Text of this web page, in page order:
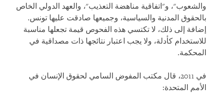
والشعوب"، و"اتفاقية مناهضة التعذيب"، والعهد الدولي الخاص
بالحقوق المدنية والسياسية، وجميعها صادقت عليها تونس.
إضافة إلى ذلك، لا تكتسي هذه الفحوص قيمة تجعلها مناسبة
للاستخدام كأدلة، ولا يجب اعتبار نتائجها ذات مصداقية في
المحكمة.
في 2011، قال مكتب المفوض السامي لحقوق الإنسان في
الأمم المتحدة: